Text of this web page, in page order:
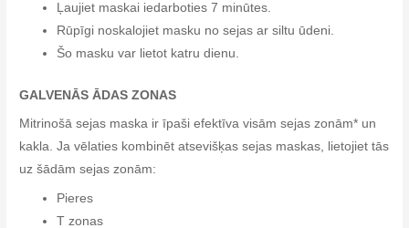
Ļaujiet maskai iedarboties 7 minūtes.
Rūpīgi noskalojiet masku no sejas ar siltu ūdeni.
Šo masku var lietot katru dienu.
GALVENĀS ĀDAS ZONAS
Mitrinošā sejas maska ir īpaši efektīva visām sejas zonām* un
kakla. Ja vēlaties kombinēt atsevišķas sejas maskas, lietojiet tās
uz šādām sejas zonām:
Pieres
T zonas